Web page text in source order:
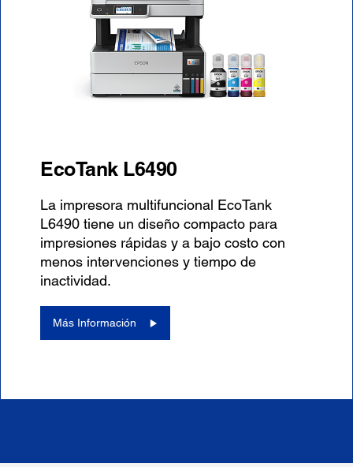
EcoTank L6490
La impresora multifuncional EcoTank
L6490 tiene un diseño compacto para
impresiones rápidas y a bajo costo con
menos intervenciones y tiempo de
inactividad.
Más Información